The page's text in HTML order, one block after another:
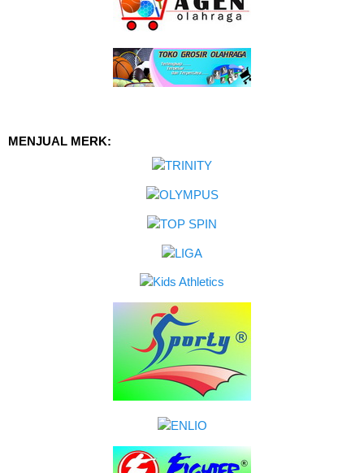
MENJUAL MERK: